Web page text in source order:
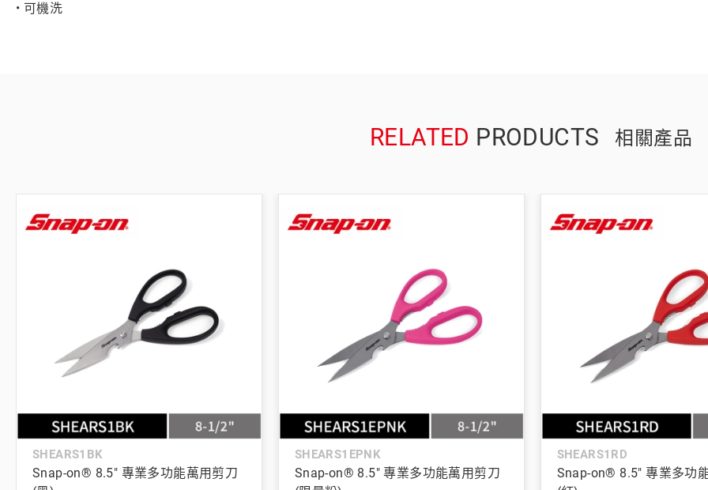
• 可機洗
RELATED PRODUCTS 相關產品
SHEARS1BK
Snap-on® 8.5" 專業多功能萬用剪刀
SHEARS1EPNK
Snap-on® 8.5" 專業多功能萬用剪刀
SHEARS1RD
Snap-on® 8.5" 專業多功